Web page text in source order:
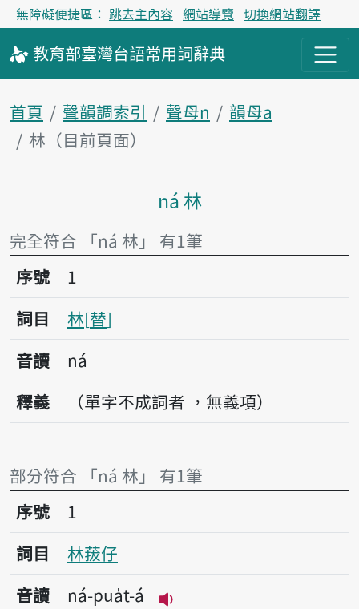
無障礙便捷區： 跳去主內容 網站導覽 切換網站翻譯
教育部臺灣台語常用詞辭典
首頁 聲韻調索引 聲母n
韻母a
林（目前頁面）
主內容區塊
ná 林
完全符合 「ná 林」 有1筆
序號1林
序號
1
詞目
林 替
音讀
ná
釋義
（單字不成詞者 ，無義項）
部分符合 「ná 林」 有1筆
序號1林菝仔
序號
1
詞目
林菝仔
音讀
ná-pua̍t-á